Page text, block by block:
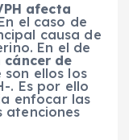
afecta
el caso de
causa de
En el de
de
son ellos los
. Es por ello
enfocar las
atenciones